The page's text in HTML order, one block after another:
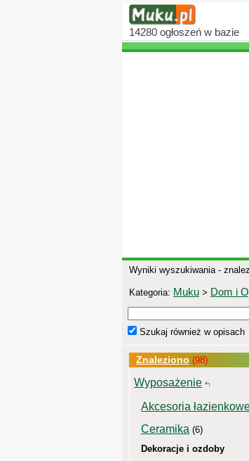
14280 ogłoszeń w bazie
Wyniki wyszukiwania -
Kategoria: Muku > Dom i
Szukaj również w opisach
Znaleziono (98)
Wyposażenie
Akcesoria
Ceramika (6)
Dekoracje i ozdoby